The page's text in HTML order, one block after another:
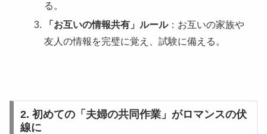
る。
「お互いの情報共有」ルール：お互いの家族や
友人の情報を完璧に覚え、試験に備える。
2. 初めての「夫婦の共同作業」がロマンスの伏
線に